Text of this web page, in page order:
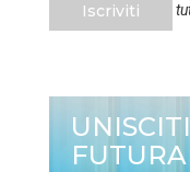
Iscriviti
FUTURA